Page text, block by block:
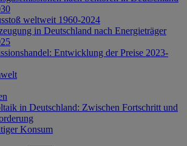
weltweit 1960-2024
in Deutschland nach Energieträger
Entwicklung der Preise 2023-
in Deutschland: Zwischen Fortschritt und
Konsum